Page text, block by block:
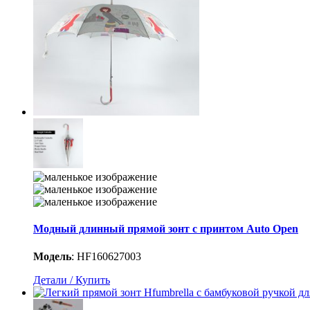
Модный длинный прямой зонт с принтом Auto Open
Модель: HF160627003
Детали / Купить